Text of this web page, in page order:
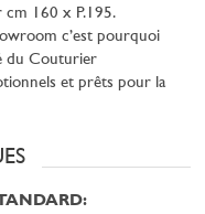
cm 160 x P.195.
c’est pourquoi
du Couturier
et prêts pour la